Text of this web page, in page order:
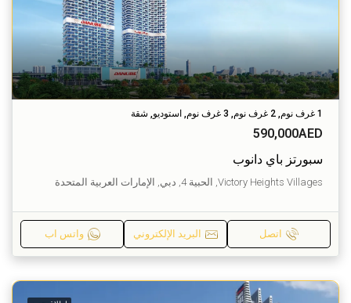
1 غرف نوم, 2 غرف نوم, 3 غرف نوم, استوديو, شقة
590,000AED
سبورتز باي دانوب
Victory Heights Villages, الحبية 4, دبي, الإمارات العربية المتحدة
اتصل البريد الإلكتروني واتس اب